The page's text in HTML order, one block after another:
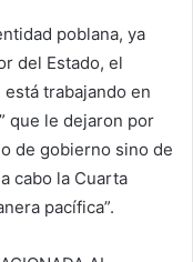
poblana, ya
del Estado, el
trabajando en
que le dejaron por
de gobierno sino de
cabo la Cuarta
pacífica”.